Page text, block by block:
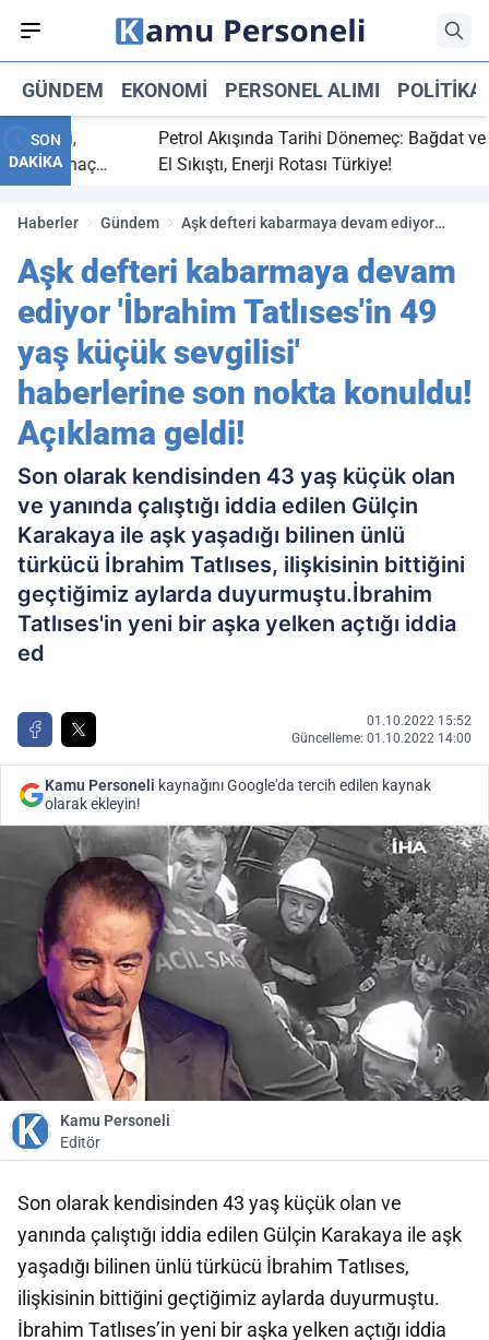
GÜNDEM EKONOMI PERSONEL ALIMI POLITIKA
SON
DAKİKA
bitti,
maç
Petrol Akışında Tarihi Dönemeç: Bağdat ve
El Sıkıştı, Enerji Rotası Türkiye!
Haberler Gündem
Aşk defteri kabarmaya devam ediyor
haberlerine son nokta konuldu! Açıklama
geldi!
Aşk defteri kabarmaya devam
ediyor 'İbrahim Tatlıses'in 49
yaş küçük sevgilisi'
haberlerine son nokta konuldu!
Açıklama geldi!
Son olarak kendisinden 43 yaş küçük olan
ve yanında çalıştığı iddia edilen Gülçin
Karakaya ile aşk yaşadığı bilinen ünlü
türkücü İbrahim Tatlıses, ilişkisinin bittiğini
geçtiğimiz aylarda duyurmuştu.İbrahim
Tatlıses'in yeni bir aşka yelken açtığı iddia
ed
01.10.2022 15:52
Güncelleme: 01.10.2022 14:00
Kamu Personeli kaynağını Google'da tercih edilen kaynak
olarak ekleyin!
Kamu Personeli
Editör
Son olarak kendisinden 43 yaş küçük olan ve
yanında çalıştığı iddia edilen Gülçin Karakaya ile aşk
yaşadığı bilinen ünlü türkücü İbrahim Tatlıses,
ilişkisinin bittiğini geçtiğimiz aylarda duyurmuştu.
İbrahim Tatlıses’in yeni bir aşka yelken açtığı iddia